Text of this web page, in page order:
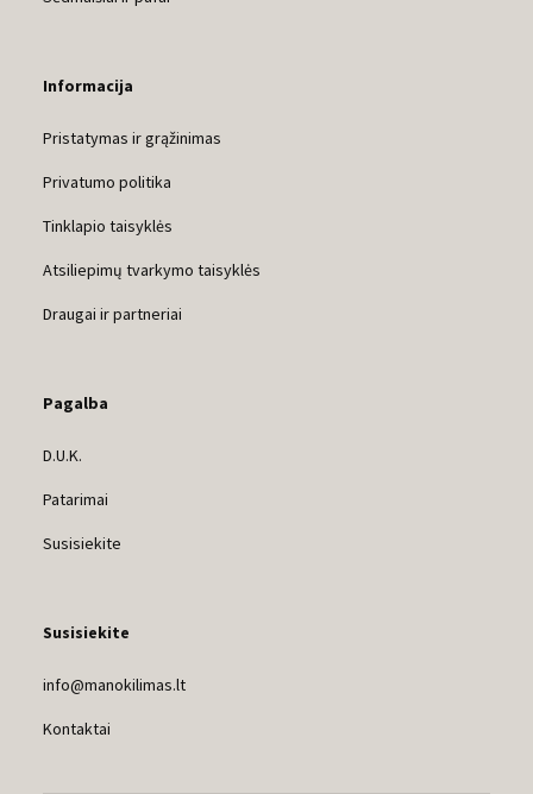
Informacija
Pristatymas ir grąžinimas
Privatumo politika
Tinklapio taisyklės
Atsiliepimų tvarkymo taisyklės
Draugai ir partneriai
Pagalba
D.U.K.
Patarimai
Susisiekite
Susisiekite
info@manokilimas.lt
Kontaktai